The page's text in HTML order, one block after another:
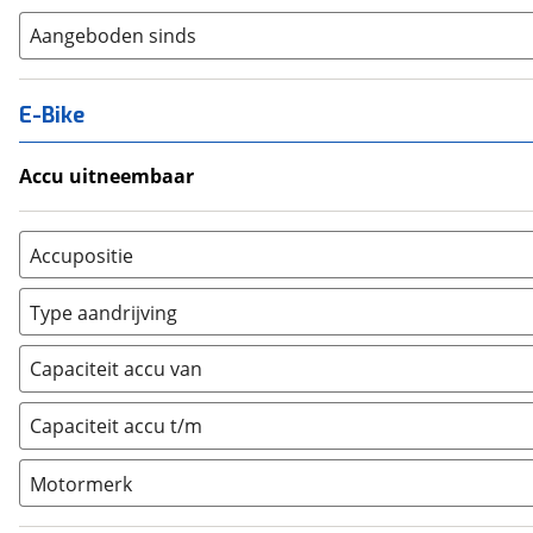
Aangeboden sinds
E-Bike
Accu uitneembaar
Nee, vast (0)
Accupositie
Bagagedrager (0)
Frame (0 )
Vloer (0
Achterbank (0)
Kofferbak (0)
Overig (0)
Type aandrijving
Achterwiel (3)
Trapas
Voorwiel
Capaciteit accu van
Capaciteit accu t/m
Motormerk
Bosch (0)